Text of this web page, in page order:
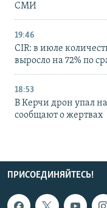
СМИ
19:46
CIR: в июле
выросло на 72% по
18:53
В Керчи дрон упал
сообщают о жертвах
ПРИСОЕДИНЯЙТЕСЬ!